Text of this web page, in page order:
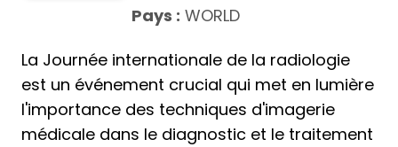
Pays : WORLD
La Journée internationale de la radiologie
est un événement crucial qui met en lumière
l'importance des techniques d'imagerie
médicale dans le diagnostic et le traitement